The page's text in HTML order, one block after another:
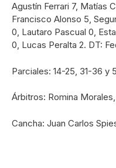
Agustín Ferrari 7, Matías
Francisco Alonso 5,
0, Lautaro Pascual 0,
0, Lucas Peralta 2. DT:
Parciales: 14-25, 31-36 y
Árbitros: Romina
Cancha: Juan Carlos